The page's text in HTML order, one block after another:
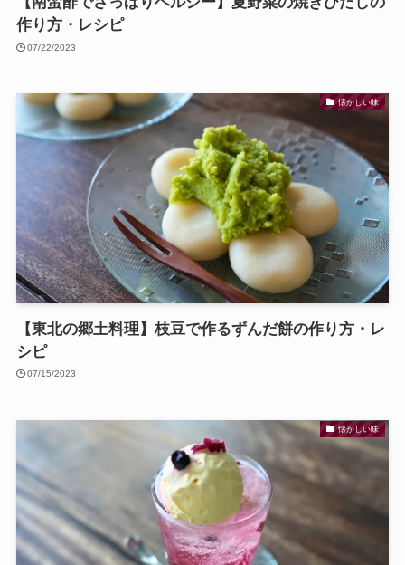
作り方・レシピ
07/22/2023
懐かしい味
【東北の郷土料理】枝豆で作るずんだ餅の作り方・レ
シピ
07/15/2023
懐かしい味